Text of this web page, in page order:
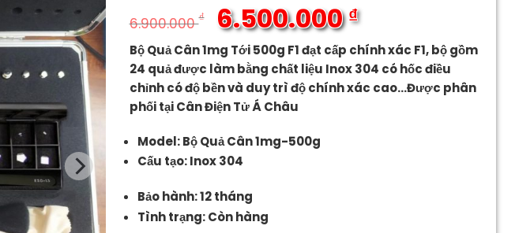
6.900.000₫
Giá
gốc
là:
6.900.000 ₫.
6.500.000₫
Giá
hiện
tại
là:
6.500.000 ₫.
Bộ Quả Cân 1mg Tới 500g F1 đạt cấp chính xác F1, bộ gồm
24 quả được làm bằng chất liệu Inox 304 có hốc điều
chỉnh có độ bền và duy trì độ chính xác cao…Được phân
phối tại Cân Điện Tử Á Châu
Model: Bộ Quả Cân 1mg-500g
Cấu tạo: Inox 304
Bảo hành: 12 tháng
Tình trạng: Còn hàng